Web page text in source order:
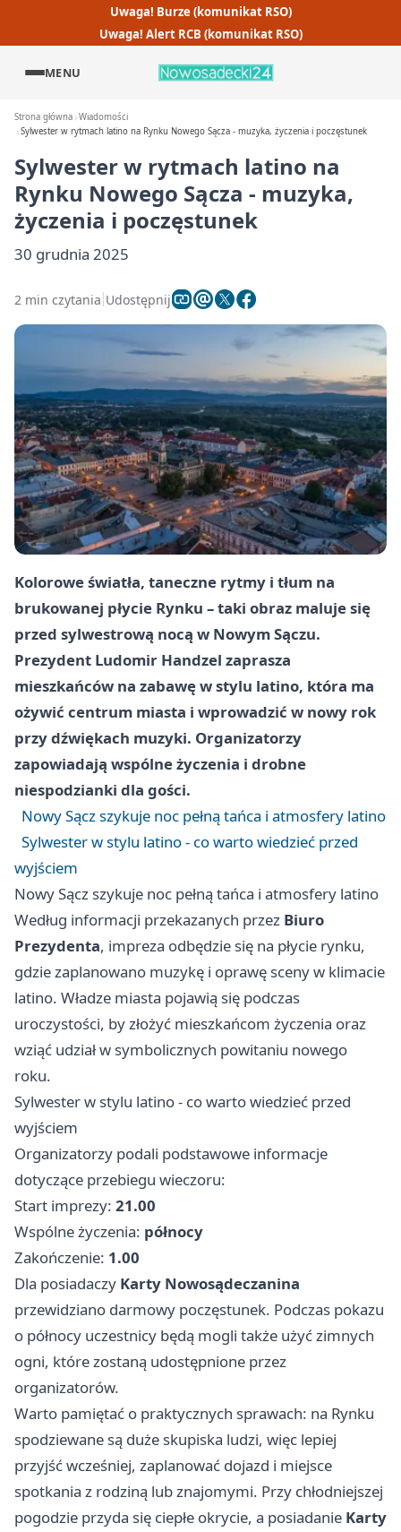
Uwaga! Burze (komunikat RSO)
Uwaga! Alert RCB (komunikat RSO)
MENU
Strona główna Wiadomości
Sylwester w rytmach latino na Rynku Nowego Sącza - muzyka, życzenia i poczęstunek
Sylwester w rytmach latino na
Rynku Nowego Sącza - muzyka,
życzenia i poczęstunek
30 grudnia 2025
2 min czytania Udostępnij
Kolorowe światła, taneczne rytmy i tłum na
brukowanej płycie Rynku – taki obraz maluje się
przed sylwestrową nocą w Nowym Sączu.
Prezydent Ludomir Handzel zaprasza
mieszkańców na zabawę w stylu latino, która ma
ożywić centrum miasta i wprowadzić w nowy rok
przy dźwiękach muzyki. Organizatorzy
zapowiadają wspólne życzenia i drobne
niespodzianki dla gości.
Nowy Sącz szykuje noc pełną tańca i atmosfery latino
Sylwester w stylu latino - co warto wiedzieć przed
wyjściem
Nowy Sącz szykuje noc pełną tańca i atmosfery latino
Według informacji przekazanych przez Biuro
Prezydenta, impreza odbędzie się na płycie rynku,
gdzie zaplanowano muzykę i oprawę sceny w klimacie
latino. Władze miasta pojawią się podczas
uroczystości, by złożyć mieszkańcom życzenia oraz
wziąć udział w symbolicznych powitaniu nowego
roku.
Sylwester w stylu latino - co warto wiedzieć przed
wyjściem
Organizatorzy podali podstawowe informacje
dotyczące przebiegu wieczoru:
Start imprezy: 21.00
Wspólne życzenia: północy
Zakończenie: 1.00
Dla posiadaczy Karty Nowosądeczanina
przewidziano darmowy poczęstunek. Podczas pokazu
o północy uczestnicy będą mogli także użyć zimnych
ogni, które zostaną udostępnione przez
organizatorów.
Warto pamiętać o praktycznych sprawach: na Rynku
spodziewane są duże skupiska ludzi, więc lepiej
przyjść wcześniej, zaplanować dojazd i miejsce
spotkania z rodziną lub znajomymi. Przy chłodniejszej
pogodzie przyda się ciepłe okrycie, a posiadanie Karty